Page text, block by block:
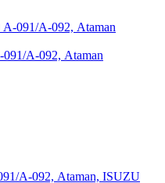
А-092, Ataman